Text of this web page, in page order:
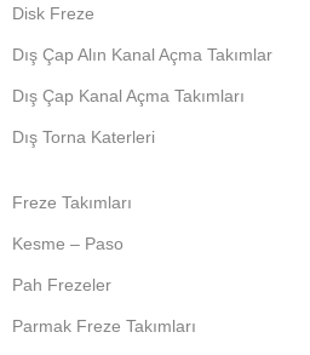
Disk Freze
Dış Çap Alın Kanal Açma Takımlar
Dış Çap Kanal Açma Takımları
Dış Torna Katerleri
Freze Takımları
Kesme – Paso
Pah Frezeler
Parmak Freze Takımları